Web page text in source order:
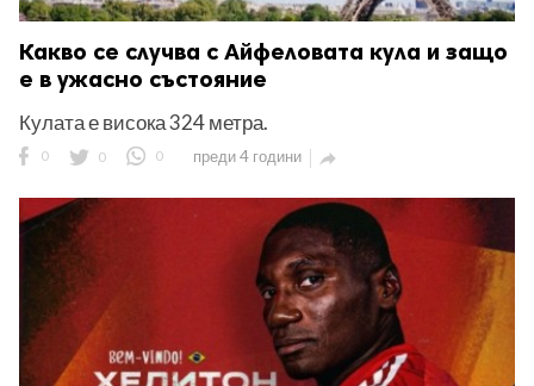
Какво се случва с Айфеловата кула и защо
е в ужасно състояние
Кулата е висока 324 метра.
0 0 0 преди 4 години 